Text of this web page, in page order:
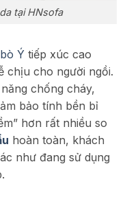
tại HNsofa
Ý tiếp xúc cao
chịu cho người ngồi.
chống cháy,
bảo tính bền bỉ
hơn rất nhiều so
hoàn toàn, khách
như đang sử dụng